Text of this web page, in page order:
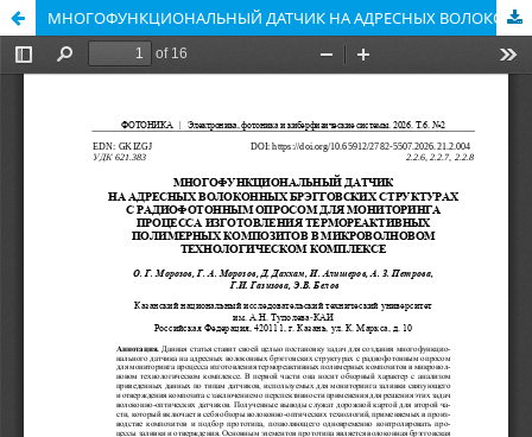
МНОГОФУНКЦИОНАЛЬНЫЙ ДАТЧИК НА АДРЕСНЫХ ВОЛОКОННЫХ БРЭГГОВСКИХ СТРУКТУРАХ С РАДИОФОТОННЫМ ОПРОСОМ ДЛЯ МОНИТОРИНГА ПРОЦЕССА ИЗГОТОВЛЕНИЯ ТЕРМОРЕАКТИВНЫХ ПОЛИМЕРНЫХ КОМПОЗИТОВ В МИКРОВОЛНОВОМ ТЕХНОЛОГИЧЕСКОМ КОМПЛЕКСЕ